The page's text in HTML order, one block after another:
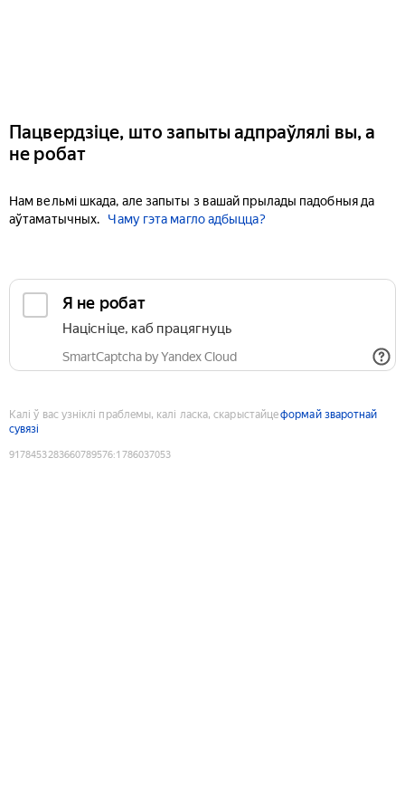
Пацвердзіце, што запыты адпраўлялі вы, а
не робат
Нам вельмі шкада, але запыты з вашай прылады падобныя да
аўтаматычных.
Чаму гэта магло адбыцца?
Я не робат
Націсніце, каб працягнуць
SmartCaptcha by Yandex Cloud
Калі ў вас узніклі праблемы, калі ласка, скарыстайцеформай зваротнай
сувязі
9178453283660789576:1786037053